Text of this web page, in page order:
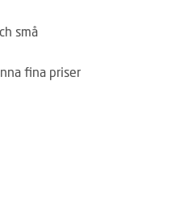
små
fina priser